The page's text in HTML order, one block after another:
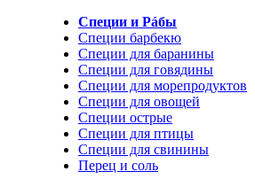
Специи и Рáбы
Специи барбекю
Специи для баранины
Специи для говядины
Специи для морепродуктов
Специи для овощей
Специи острые
Специи для птицы
Специи для свинины
Перец и соль